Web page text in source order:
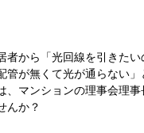
者から「光回線を引きた
管が無くて光が通らない
、マンションの理事会理
んか？